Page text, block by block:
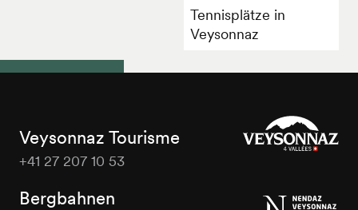
Tennisplätze in
Veysonnaz
Veysonnaz Tourisme
+41 27 207 10 53
Bergbahnen